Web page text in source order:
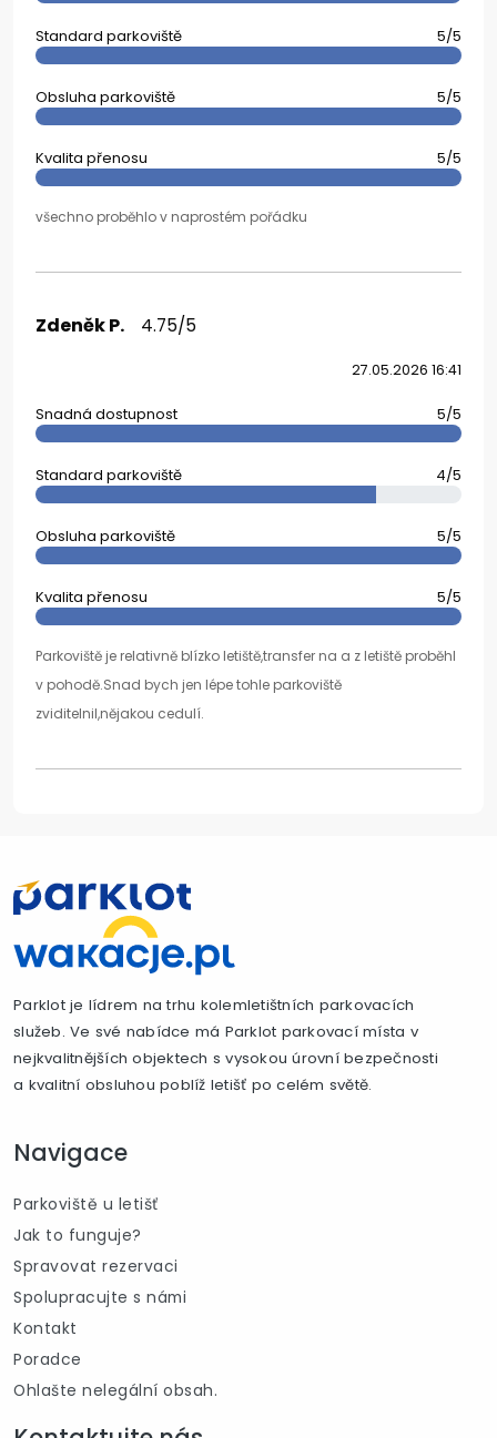
Standard parkoviště 5/5
Obsluha parkoviště 5/5
Kvalita přenosu 5/5
všechno proběhlo v naprostém pořádku
Zdeněk P. 4.75/5
27.05.2026 16:41
Snadná dostupnost 5/5
Standard parkoviště 4/5
Obsluha parkoviště 5/5
Kvalita přenosu 5/5
Parkoviště je relativně blízko letiště,transfer na a z letiště proběhl
v pohodě.Snad bych jen lépe tohle parkoviště
zviditelnil,nějakou cedulí.
Parklot je lídrem na trhu kolemletištních parkovacích
služeb. Ve své nabídce má Parklot parkovací místa v
nejkvalitnějších objektech s vysokou úrovní bezpečnosti
a kvalitní obsluhou poblíž letišť po celém světě.
Navigace
Parkoviště u letišť
Jak to funguje?
Spravovat rezervaci
Spolupracujte s námi
Kontakt
Poradce
Ohlašte nelegální obsah.